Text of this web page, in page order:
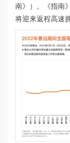
南》）。《指南
将迎来返程高速